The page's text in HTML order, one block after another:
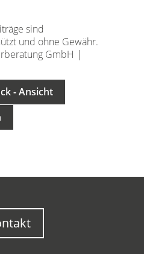
sind
und ohne Gewähr.
GmbH |
- Ansicht